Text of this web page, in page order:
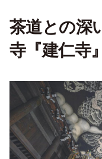
茶道との深
寺『建仁寺』